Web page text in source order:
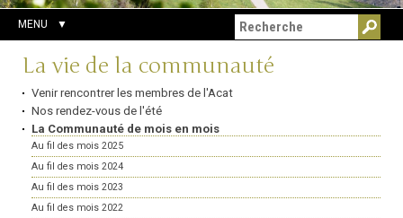
MENU
Navigation
La vie de la communauté
Venir rencontrer les membres de l'Acat
Nos rendez-vous de l'été
La Communauté de mois en mois
Au fil des mois 2025
Au fil des mois 2024
Au fil des mois 2023
Au fil des mois 2022